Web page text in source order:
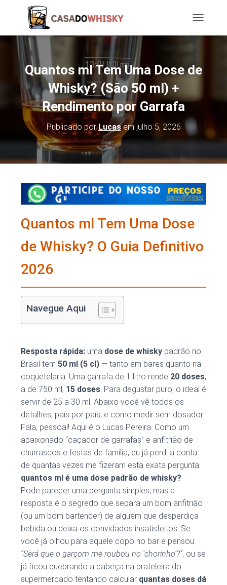
O
E
V
T
O
Quantos ml Tem Uma Dose de
Whisky? (São 50 ml) +
Rendimento por Garrafa
Publicado porLucasem julho 5, 2026
Quantos ml Tem Uma Dose
de Whisky? O Guia Definitivo
2026
Navegue Aqui
Resposta rápida: uma dose de whisky padrão no
Brasil tem 50 ml (5 cl) — tanto em bares quanto na
coquetelaria. Uma garrafa de 1 litro rende 20 doses;
a de 750 ml, 15 doses. Para degustar puro, o ideal é
servir de 25 a 30 ml. Abaixo você vê todos os
detalhes, país por país, e como medir sem dosador.
Fala, pessoal! Aqui é o Lucas Pereira. Como um
apaixonado “caçador de garrafas” e anfitrião de
churrascos e festas de família, eu já perdi a conta
de quantas vezes me fizeram esta exata pergunta:
quantos ml é uma dose padrão de whisky?
Pode parecer uma pergunta simples, mas a
resposta é o segredo que separa um bom anfitrião
(ou um bom bartender) de alguém que desperdiça
bebida ou deixa os convidados insatisfeitos. Se
você já olhou para aquele copo no bar e pensou:
“Será que o garçom me roubou no ‘chorinho’?”, ou se
já ficou quebrando a cabeça na prateleira do
supermercado tentando calcular quantas doses dá